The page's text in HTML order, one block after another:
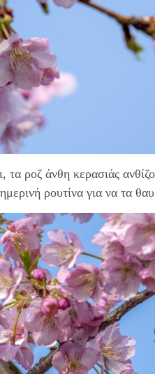
τα ροζ άνθη κερασιάς
ρουτίνα για να τα